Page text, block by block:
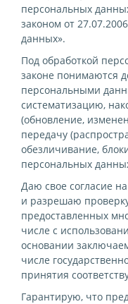
персональных
законом от
данных».
Под обработкой
законе понимаются
персональными
систематизацию,
(обновление,
передачу
обезличивание,
персональных
Даю свое согласие
и разрешаю
предоставленных
числе с
основании
числе
принятия
Гарантирую, что